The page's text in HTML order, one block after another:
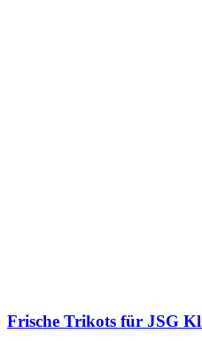
Frische Trikots für JSG